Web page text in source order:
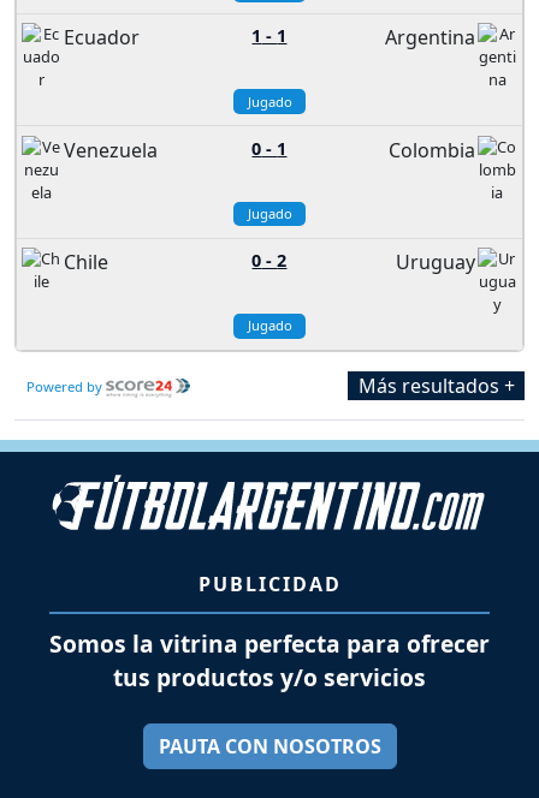
Ecuador 1 - 1 Argentina
Jugado
Venezuela 0 - 1 Colombia
Jugado
Chile 0 -2 Uruguay
Jugado
Powered by Más resultados +
PUBLICIDAD
Somos la vitrina perfecta para ofrecer
tus productos y/o servicios
PAUTA CON NOSOTROS